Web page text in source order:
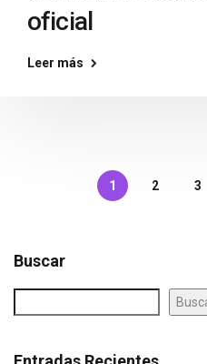
oficial
Leer más
1 2 3
Buscar